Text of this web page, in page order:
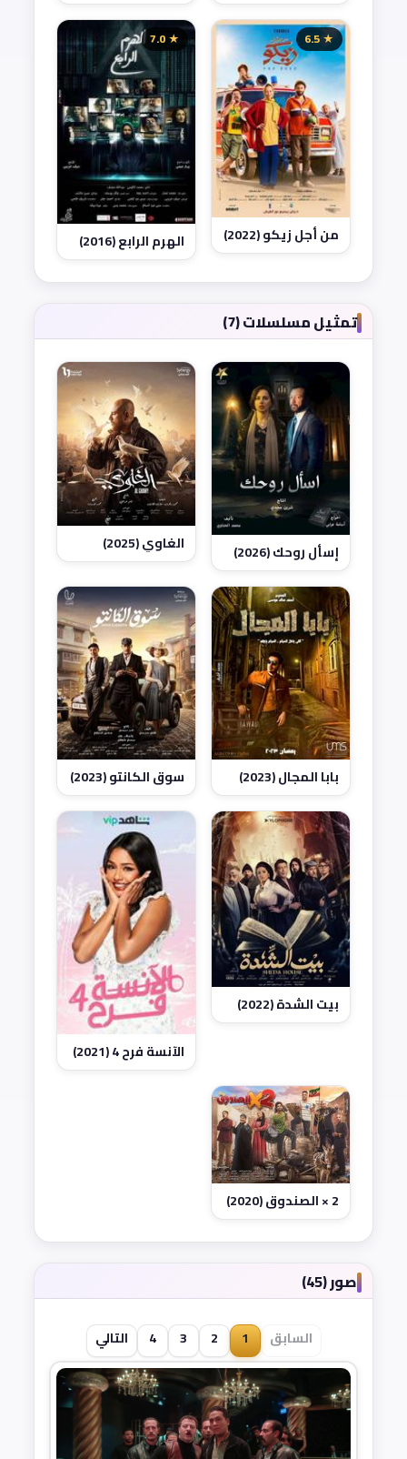
★ 6.5
من أجل زيكو (2022)
★ 7.0
الهرم الرابع (2016)
تمثيل مسلسلات (7)
إسأل روحك (2026) الغاوي (2025)
بابا المجال (2023) سوق الكانتو (2023)
بيت الشدة (2022)
الآنسة فرح 4 (2021)
2 × الصندوق (2020)
صور (45)
السابق 1
2
3
4 التالي